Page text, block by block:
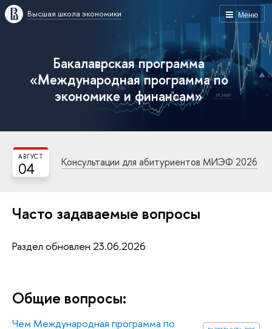
Меню
Высшая школа экономики
Бакалаврская программа
«Международная программа по
экономике и финансам»
04
АВГУСТ Консультации для абитуриентов МИЭФ 2026
Часто задаваемые вопросы
Раздел обновлен 23.06.2026
Общие вопросы:
Чем Международная программа по